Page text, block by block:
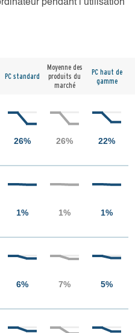
pendant l’utilisation
PC standard
Moyenne des
produits du
marché
PC haut de
gamme